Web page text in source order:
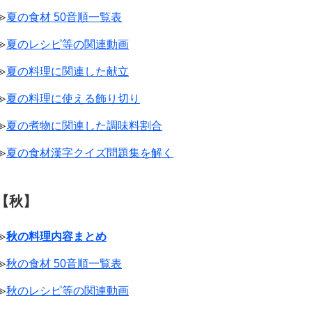
夏の食材 50音順一覧表
夏のレシピ等の関連動画
夏の料理に関連した献立
夏の料理に使える飾り切り
夏の煮物に関連した調味料割合
夏の食材漢字クイズ問題集を解く
【秋】
秋の料理内容まとめ
秋の食材 50音順一覧表
秋のレシピ等の関連動画